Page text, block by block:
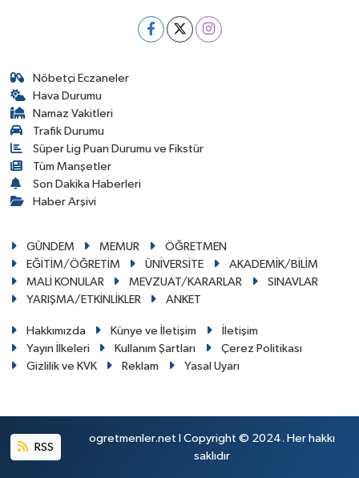
Nöbetçi Eczaneler
Hava Durumu
Namaz Vakitleri
Trafik Durumu
Süper Lig Puan Durumu ve Fikstür
Tüm Manşetler
Son Dakika Haberleri
Haber Arşivi
GÜNDEM MEMUR
ÖĞRETMEN
EĞİTİM/ÖĞRETİM
ÜNİVERSİTE
AKADEMİK/BİLİM
MALİ KONULAR
MEVZUAT/KARARLAR
SINAVLAR
YARIŞMA/ETKİNLİKLER
ANKET
Hakkımızda Künye ve İletişim
İletişim
Yayın İlkeleri
Kullanım Şartları
Çerez Politikası
Gizlilik ve KVK
Reklam Yasal Uyarı
RSS
ogretmenler.net I Copyright © 2024. Her hakkı
saklıdır